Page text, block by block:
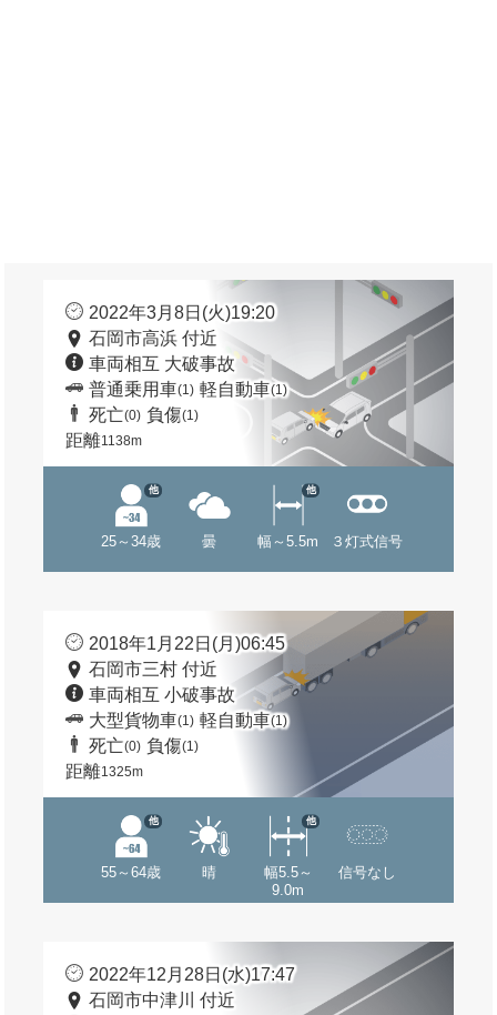
2022年3月8日(火)19:20
石岡市高浜 付近
車両相互 大破事故
普通乗用車(1) 軽自動車(1)
死亡(0) 負傷(1)
距離1138m
25～34歳
他
曇 幅～5.5m
他
３灯式信号
2018年1月22日(月)06:45
石岡市三村 付近
車両相互 小破事故
大型貨物車(1) 軽自動車(1)
死亡(0) 負傷(1)
距離1325m
55～64歳
他
晴
幅5.5～
9.0m
他
信号なし
2022年12月28日(水)17:47
石岡市中津川 付近